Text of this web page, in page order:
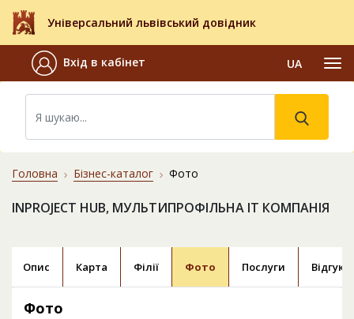
Універсальний львівський довідник
Вхід в кабінет UA
Головна Бізнес-каталог Фото
INPROJECT HUB, МУЛЬТИПРОФІЛЬНА ІТ КОМПАНІЯ
Опис Карта Філії Фото Послуги Відгуки
Фото